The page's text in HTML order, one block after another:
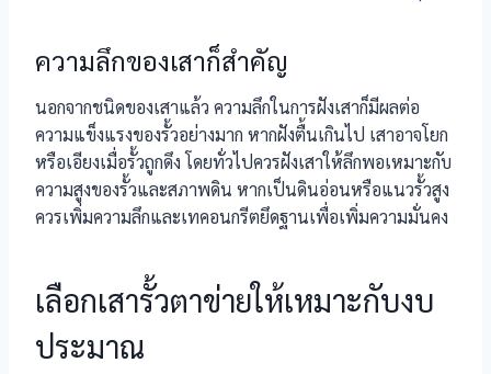
ความลึกของเสาก็สำคัญ
นอกจากชนิดของเสาแล้ว ความลึกในการฝังเสาก็มีผลต่อ
ความแข็งแรงของรั้วอย่างมาก หากฝังตื้นเกินไป เสาอาจโยก
หรือเอียงเมื่อรั้วถูกดึง โดยทั่วไปควรฝังเสาให้ลึกพอเหมาะกับ
ความสูงของรั้วและสภาพดิน หากเป็นดินอ่อนหรือแนวรั้วสูง
ควรเพิ่มความลึกและเทคอนกรีตยึดฐานเพื่อเพิ่มความมั่นคง
เลือกเสารั้วตาข่ายให้เหมาะกับงบ
ประมาณ